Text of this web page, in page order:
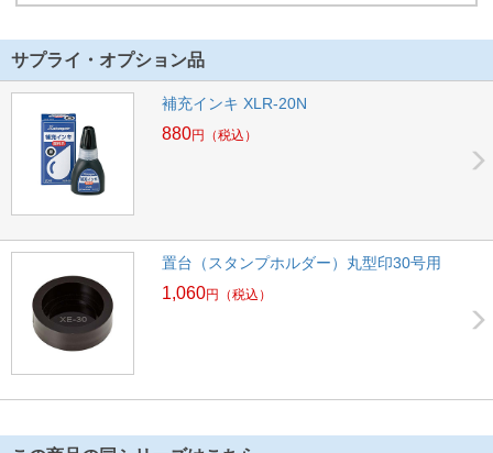
サプライ・オプション品
補充インキ XLR-20N
880円 （税込）
置台（スタンプホルダー）丸型印30号用
1,060円 （税込）